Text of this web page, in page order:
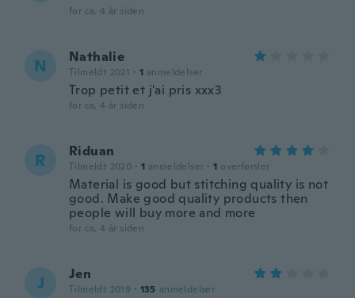
for ca. 4 år siden
N Nathalie
Tilmeldt 2021 · 1 anmeldelser
Trop petit et j'ai pris xxx3
for ca. 4 år siden
R Riduan
Tilmeldt 2020 · 1 anmeldelser · 1 overførsler
Material is good but stitching quality is not
good. Make good quality products then
people will buy more and more
for ca. 4 år siden
J Jen
Tilmeldt 2019 · 135 anmeldelser